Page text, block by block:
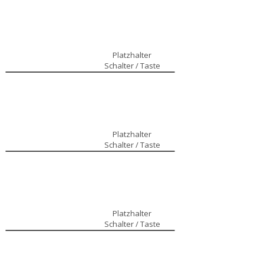
Platzhalter
Schalter / Taste
Platzhalter
Schalter / Taste
Platzhalter
Schalter / Taste